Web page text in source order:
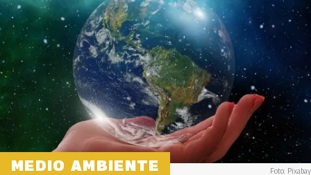
MEDIO AMBIENTE Foto: Pixabay